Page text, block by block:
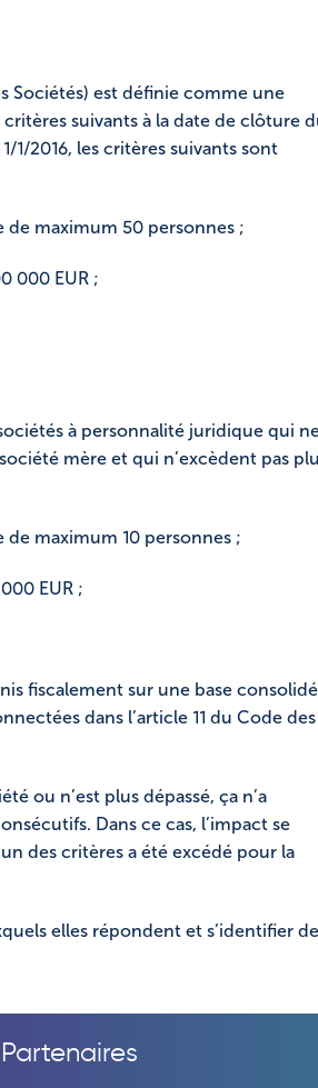
Sociétés) est définie comme une
suivants à la date de clôture
1/2016, les critères suivants sont
de maximum 50 personnes ;
000 EUR ;
à personnalité juridique qui
mère et qui n’excèdent pas
maximum 10 personnes ;
EUR ;
fiscalement sur une base
dans l’article 11 du Code des
ou n’est plus dépassé, ça n’a
Dans ce cas, l’impact se
des critères a été excédé pour la
elles répondent et s’identifier de
Partenaires